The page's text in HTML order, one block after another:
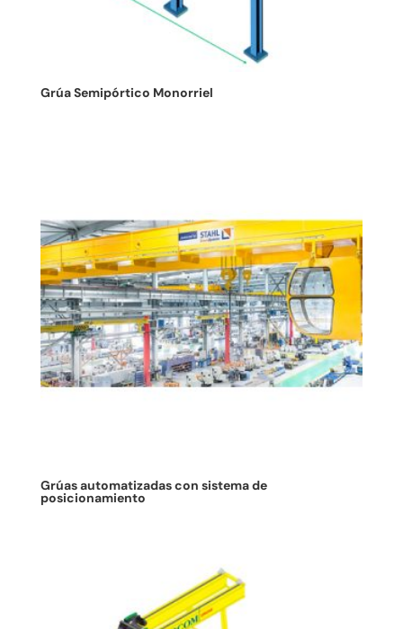
Grúa Semipórtico Monorriel
Grúas automatizadas con sistema de
posicionamiento